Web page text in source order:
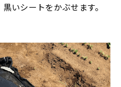
いシートをかぶせます。